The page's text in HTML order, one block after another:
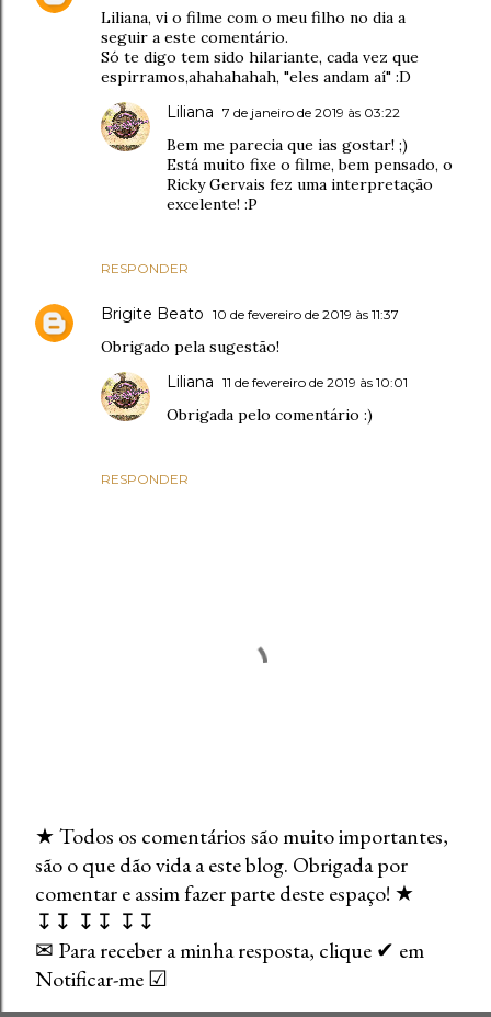
Liliana, vi o filme com o meu filho no dia a
seguir a este comentário.
Só te digo tem sido hilariante, cada vez que
espirramos,ahahahahah, "eles andam aí" :D
RESPONDER
Liliana 7 de janeiro de 2019 às 03:22
Bem me parecia que ias gostar! ;)
Está muito fixe o filme, bem pensado, o
Ricky Gervais fez uma interpretação
excelente! :P
Brigite Beato 10 de fevereiro de 2019 às 11:37
Obrigado pela sugestão!
RESPONDER
Liliana 11 de fevereiro de 2019 às 10:01
Obrigada pelo comentário :)
E
n
v
i
a
r
★ Todos os comentários são muito importantes,
são o que dão vida a este blog. Obrigada por
comentar e assim fazer parte deste espaço! ★
↧↧ ↧↧ ↧↧
✉ Para receber a minha resposta, clique ✔ em
Notificar-me ☑